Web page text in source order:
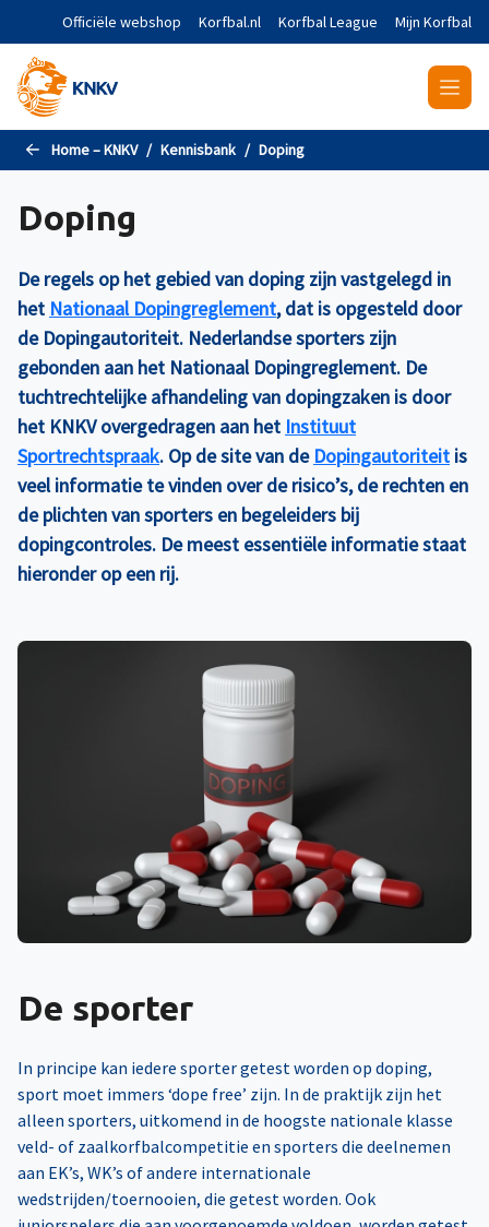
Naar de hoofdinhoud gaan
Officiële webshop Korfbal.nl Korfbal League Mijn Korfbal
Home – KNKV Kennisbank Doping
Doping
De regels op het gebied van doping zijn vastgelegd in
het Nationaal Dopingreglement, dat is opgesteld door
de Dopingautoriteit. Nederlandse sporters zijn
gebonden aan het Nationaal Dopingreglement. De
tuchtrechtelijke afhandeling van dopingzaken is door
het KNKV overgedragen aan het Instituut
Sportrechtspraak. Op de site van de Dopingautoriteit is
veel informatie te vinden over de risico’s, de rechten en
de plichten van sporters en begeleiders bij
dopingcontroles. De meest essentiële informatie staat
hieronder op een rij.
De sporter
In principe kan iedere sporter getest worden op doping,
sport moet immers ‘dope free’ zijn. In de praktijk zijn het
alleen sporters, uitkomend in de hoogste nationale klasse
veld- of zaalkorfbalcompetitie en sporters die deelnemen
aan EK’s, WK’s of andere internationale
wedstrijden/toernooien, die getest worden. Ook